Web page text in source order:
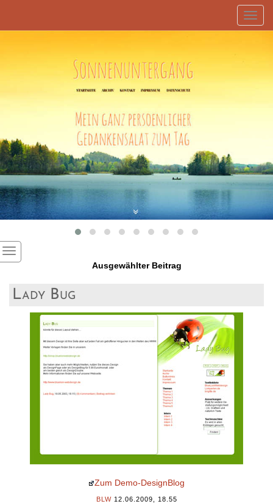
Ausgewählter Beitrag
Lady Bug
Zum Demo-DesignBlog
BLW12.06.2009, 18.55